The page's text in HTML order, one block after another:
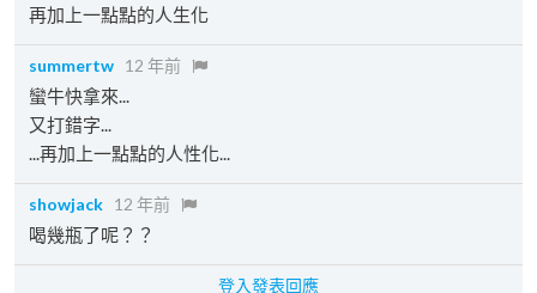
再加上一點點的人生化
summertw 12 年前
蠻牛快拿來...
又打錯字...
...再加上一點點的人性化...
showjack 12 年前
喝幾瓶了呢？？
登入發表回應